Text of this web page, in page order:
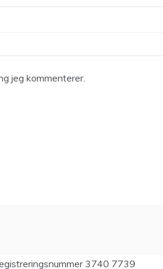
jeg kommenterer.
3740 7739